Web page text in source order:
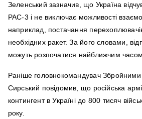
Зеленський зазначив, що Україна
PAC-3 і не виключає можливості
наприклад, постачання
необхідних ракет. За його словами,
можуть розпочатися найближчим часом.
Раніше головнокомандувач
Сирський повідомив, що російська
контингент в Україні до 800 тисяч
року.